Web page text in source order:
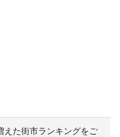
えた街市ランキングをご